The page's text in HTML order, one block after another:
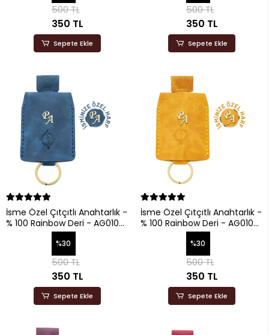
500 TL
350 TL
Sepete Ekle
500 TL
350 TL
Sepete Ekle
İsme Özel Çıtçıtlı Anahtarlık -
% 100 Rainbow Deri - AG01001
- Saks Mavisi
%30
500 TL
350 TL
Sepete Ekle
İsme Özel Çıtçıtlı Anahtarlık -
% 100 Rainbow Deri - AG01001
- Hardal Sarısı
%30
500 TL
350 TL
Sepete Ekle